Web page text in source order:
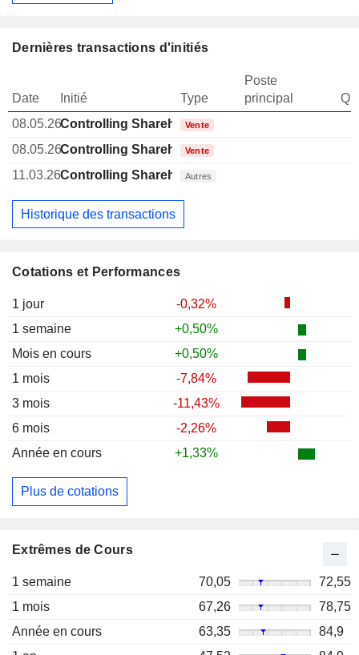
Cotations et Performances
1 jour
-0,32%
1 semaine
+0,50%
Mois en cours
+0,50%
1 mois
-7,84%
3 mois
-11,43%
6 mois
-2,26%
Année en cours
+1,33%
Plus de cotations
Extrêmes de Cours
1 semaine 70,05
72,55
1 mois
67,26
78,75
Année en cours
63,35
84,9
Dernières transactions d'initiés
Date Initié Type
Poste
principal
08.05.26Controlling Shareholder Brazilian
Vente
08.05.26Controlling Shareholder Brazilian
Vente
11.03.26Controlling Shareholder Brazilian
Autres
Historique des transactions